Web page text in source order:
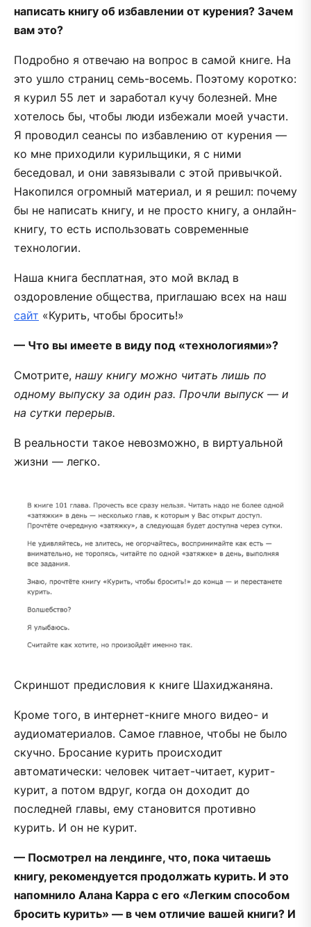
написать книгу об избавлении от курения? Зачем
вам это?
Подробно я отвечаю на вопрос в самой книге. На
это ушло страниц семь-восемь. Поэтому коротко:
я курил 55 лет и заработал кучу болезней. Мне
хотелось бы, чтобы люди избежали моей участи.
Я проводил сеансы по избавлению от курения —
ко мне приходили курильщики, я с ними
беседовал, и они завязывали с этой привычкой.
Накопился огромный материал, и я решил: почему
бы не написать книгу, и не просто книгу, а онлайн-
книгу, то есть использовать современные
технологии.
Наша книга бесплатная, это мой вклад в
оздоровление общества, приглашаю всех на наш
сайт «Курить, чтобы бросить!»
— Что вы имеете в виду под «технологиями»?
Смотрите, нашу книгу можно читать лишь по
одному выпуску за один раз. Прочли выпуск — и
на сутки перерыв.
В реальности такое невозможно, в виртуальной
жизни — легко.
Скриншот предисловия к книге Шахиджаняна.
Кроме того, в интернет-книге много видео- и
аудиоматериалов. Самое главное, чтобы не было
скучно. Бросание курить происходит
автоматически: человек читает-читает, курит-
курит, а потом вдруг, когда он доходит до
последней главы, ему становится противно
курить. И он не курит.
— Посмотрел на лендинге, что, пока читаешь
книгу, рекомендуется продолжать курить. И это
напомнило Алана Карра с его «Легким способом
бросить курить» — в чем отличие вашей книги? И